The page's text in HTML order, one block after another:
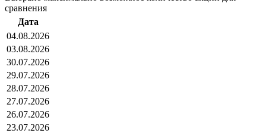
сравнения
Дата
04.08.2026
03.08.2026
30.07.2026
29.07.2026
28.07.2026
27.07.2026
26.07.2026
23.07.2026